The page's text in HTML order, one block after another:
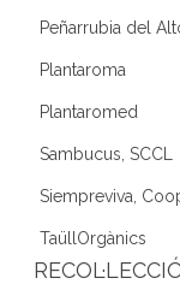
Peñarrubia del
Plantaroma
Plantaromed
Sambucus, SCCL
Siempreviva,
TaüllOrgànics